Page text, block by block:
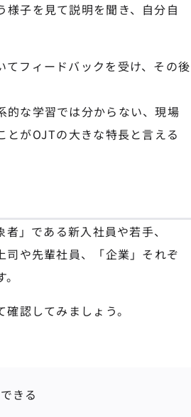
様子を見て説明を聞き、自分自
てフィードバックを受け、その後
的な学習では分からない、現場
とがOJTの大きな特長と言える
」である新入社員や若手、
司や先輩社員、「企業」それぞ
認してみましょう。
きる